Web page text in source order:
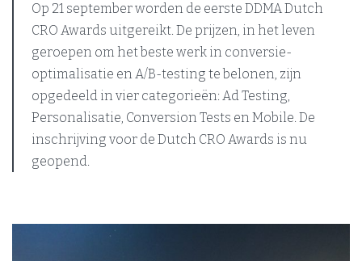
Op 21 september worden de eerste DDMA Dutch
CRO Awards uitgereikt. De prijzen, in het leven
geroepen om het beste werk in conversie-
optimalisatie en A/B-testing te belonen, zijn
opgedeeld in vier categorieën: Ad Testing,
Personalisatie, Conversion Tests en Mobile. De
inschrijving voor de Dutch CRO Awards is nu
geopend.